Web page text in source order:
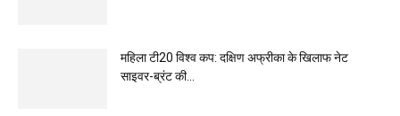
महिला टी20 विश्व कप: दक्षिण अफ्रीका के खिलाफ नेट
साइवर-ब्रंट की...